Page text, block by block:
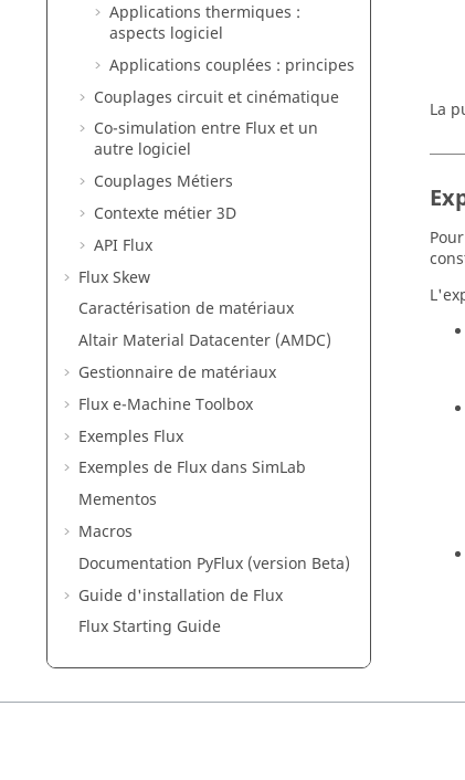
Applications thermiques :
aspects logiciel
Applications couplées : principes
Couplages circuit et cinématique
Co-simulation entre Flux et un
autre logiciel
Couplages Métiers
Contexte métier 3D
API Flux
Flux Skew
Caractérisation de matériaux
Altair Material Datacenter (AMDC)
Gestionnaire de matériaux
Flux e-Machine Toolbox
Exemples Flux
Exemples de Flux dans SimLab
Mementos
Macros
Documentation PyFlux (version Beta)
Guide d'installation de Flux
Flux Starting Guide
La